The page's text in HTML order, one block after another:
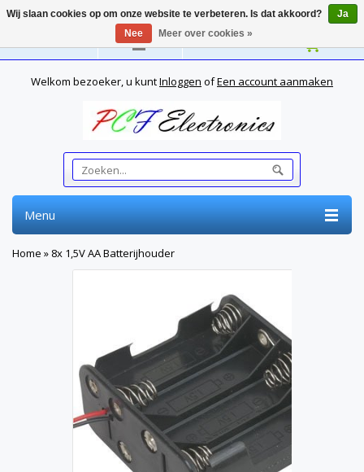
Nederlands
Welkom bezoeker, u kuntInloggen ofEen account aanmaken
Menu
Home » 8x 1,5V AA Batterijhouder
Wij slaan cookies op om onze website te verbeteren. Is dat akkoord?
Ja
Nee
Meer over cookies »